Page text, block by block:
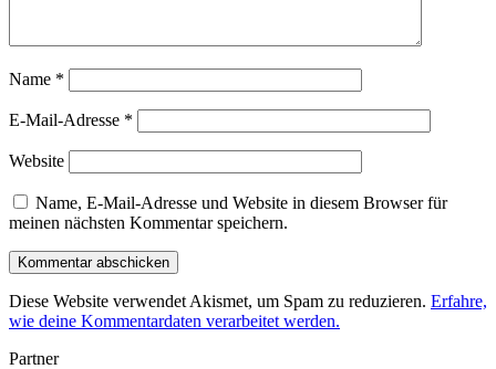
Name *
E-Mail-Adresse *
Website
Name, E-Mail-Adresse und Website in diesem Browser für
meinen nächsten Kommentar speichern.
Diese Website verwendet Akismet, um Spam zu reduzieren. Erfahre,
wie deine Kommentardaten verarbeitet werden.
Partner